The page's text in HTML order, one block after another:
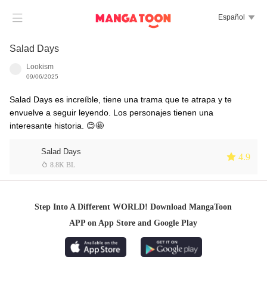
 Español 
Salad Days
Lookism
09/06/2025
Salad Days es increíble, tiene una trama que te atrapa y te
envuelve a seguir leyendo. Los personajes tienen una
interesante historia. 😊🤩
Salad Days
 8.8K BL
 4.9
Step Into A Different WORLD! Download MangaToon
APP on App Store and Google Play